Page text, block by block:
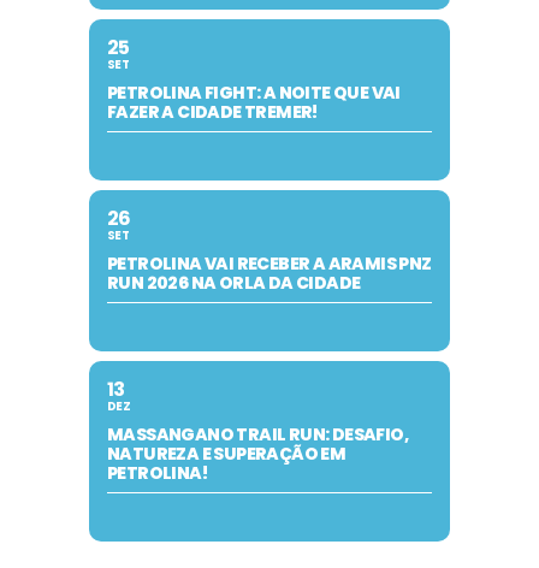
25
SET
PETROLINA FIGHT: A NOITE QUE VAI
FAZER A CIDADE TREMER!
26
SET
PETROLINA VAI RECEBER A ARAMIS PNZ
RUN 2026 NA ORLA DA CIDADE
13
DEZ
MASSANGANO TRAIL RUN: DESAFIO,
NATUREZA E SUPERAÇÃO EM
PETROLINA!